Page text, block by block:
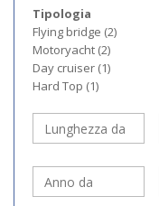
Tipologia
Flying bridge (2)
Motoryacht (2)
Day cruiser (1)
Hard Top (1)